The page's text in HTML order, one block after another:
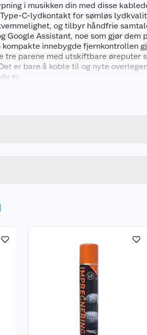
i musikken din med disse
C-lydkontakt for sømløs
og tilbyr håndfrie
Google Assistant, noe som gjør dem
innebygde fjernkontrollen
tre parene med utskiftbare øreputer
er bare å koble til og nyte overlegen
er.